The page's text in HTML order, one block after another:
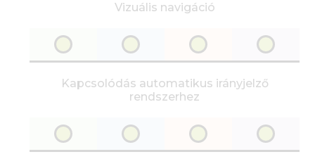
Vizuális navigáció
Kapcsolódás automatikus irányjelző
rendszerhez